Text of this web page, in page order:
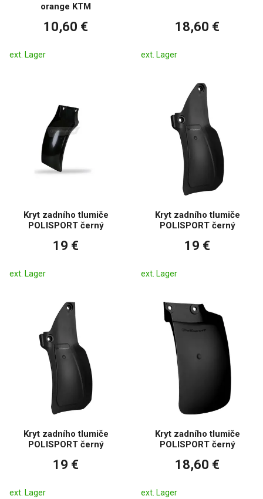
orange KTM
10,60 €
ext. Lager
18,60 €
ext. Lager
Kryt zadního tlumiče
POLISPORT černý
19 €
ext. Lager
Kryt zadního tlumiče
POLISPORT černý
19 €
ext. Lager
Kryt zadního tlumiče
POLISPORT černý
19 €
ext. Lager
Kryt zadního tlumiče
POLISPORT černý
18,60 €
ext. Lager